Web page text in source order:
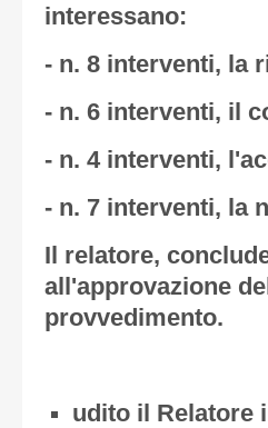
interessano:
- n. 8 interventi, la
- n. 6 interventi, il
- n. 4 interventi,
- n. 7 interventi, la
Il relatore,
all'approvazione
provvedimento.
udito il Relatore